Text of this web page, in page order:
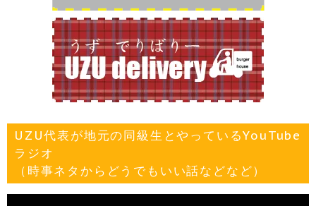
UZU代表が地元の同級生とやっているYouTube
ラジオ
（時事ネタからどうでもいい話などなど）